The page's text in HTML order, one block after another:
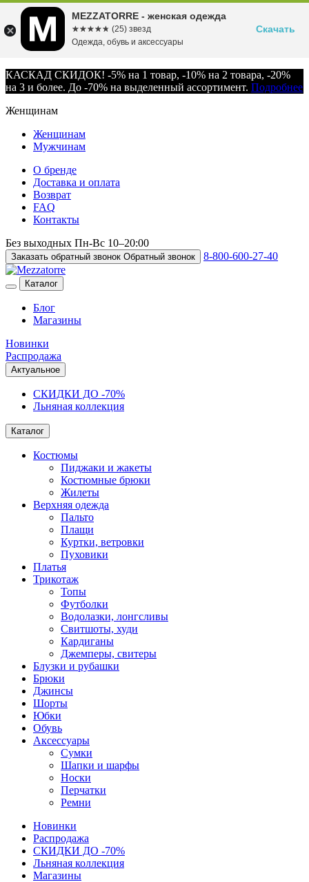
КАСКАД СКИДОК! -5% на 1 товар, -10% на 2 товара, -20%
на 3 и более. До -70% на выделенный ассортимент. Подробнее
Женщинам
Женщинам
Мужчинам
О бренде
Доставка и оплата
Возврат
FAQ
Контакты
Без выходных Пн-Вс 10–20:00
Заказать обратный звонок Обратный звонок 8-800-600-27-40
Каталог
Блог
Магазины
Новинки
Распродажа
Актуальное
СКИДКИ ДО -70%
Льняная коллекция
Каталог
Костюмы
Пиджаки и жакеты
Костюмные брюки
Жилеты
Верхняя одежда
Пальто
Плащи
Куртки, ветровки
Пуховики
Платья
Трикотаж
Топы
Футболки
Водолазки, лонгсливы
Свитшоты, худи
Кардиганы
Джемперы, свитеры
Блузки и рубашки
Брюки
Джинсы
Шорты
Юбки
Обувь
Аксессуары
Сумки
Шапки и шарфы
Носки
Перчатки
Ремни
Новинки
Распродажа
СКИДКИ ДО -70%
Льняная коллекция
Магазины
MEZZATORRE - женская одежда
☆☆☆☆☆
★★★★★ (25) звезд
Одежда, обувь и аксессуары
Скачать